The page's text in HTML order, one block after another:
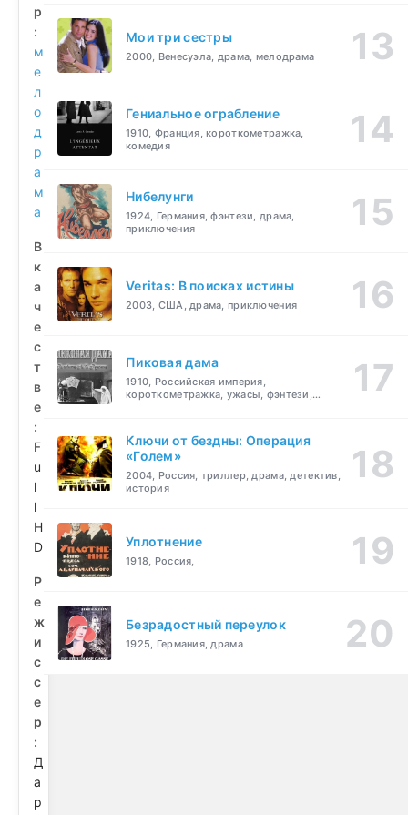
р
:
м
е
л
о
д
р
а
м
а
В
к
а
ч
е
с
т
в
е
:
F
u
l
l
H
D
Р
е
ж
и
с
с
е
р
:
Д
а
р
Мои три сестры
2000, Венесуэла, драма, мелодрама
Гениальное ограбление
1910, Франция, короткометражка,
комедия
Нибелунги
1924, Германия, фэнтези, драма,
приключения
Veritas: В поисках истины
2003, США, драма, приключения
Пиковая дама
1910, Российская империя,
короткометражка, ужасы, фэнтези,
Ключи от бездны: Операция
«Голем»
2004, Россия, триллер, драма, детектив,
история
Уплотнение
1918, Россия,
Безрадостный переулок
1925, Германия, драма